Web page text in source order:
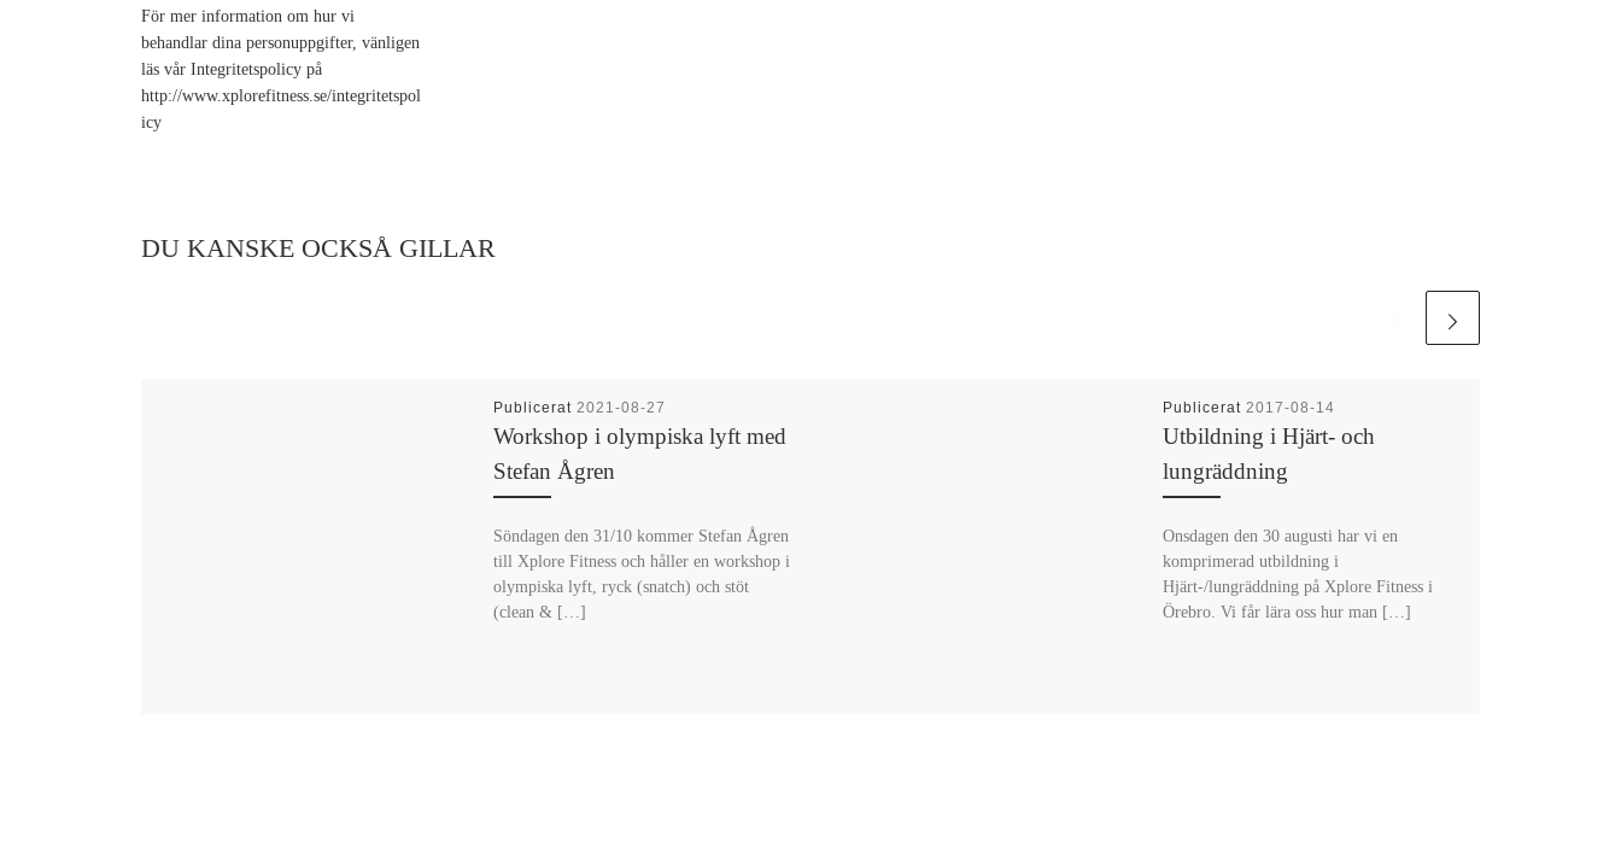
DU KANSKE OCKSÅ GILLAR
Publicerat 2021-08-27
Workshop i olympiska lyft med
Stefan Ågren
Söndagen den 31/10 kommer Stefan Ågren
till Xplore Fitness och håller en workshop i
olympiska lyft, ryck (snatch) och stöt
(clean & […]
Publicerat 2017-08-14
Utbildning i Hjärt- och
lungräddning
Onsdagen den 30 augusti har vi en
komprimerad utbildning i
Hjärt-/lungräddning på Xplore Fitness i
Örebro. Vi får lära oss hur man […]
För mer information om hur vi
behandlar dina personuppgifter, vänligen
läs vår Integritetspolicy på
http://www.xplorefitness.se/integritetspol
icy